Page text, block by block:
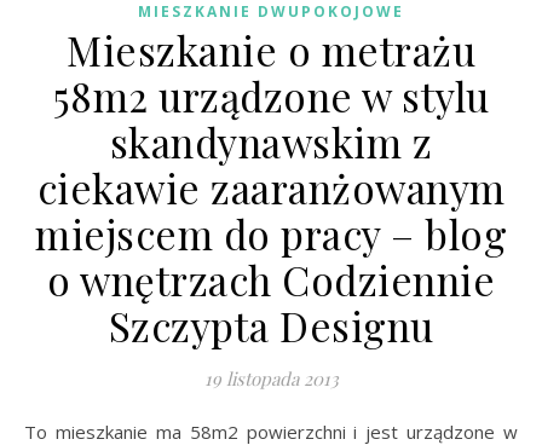
MIESZKANIE DWUPOKOJOWE
Mieszkanie o metrażu
58m2 urządzone w stylu
skandynawskim z
ciekawie zaaranżowanym
miejscem do pracy – blog
o wnętrzach Codziennie
Szczypta Designu
19 listopada 2013
To mieszkanie ma 58m2 powierzchni i jest urządzone w